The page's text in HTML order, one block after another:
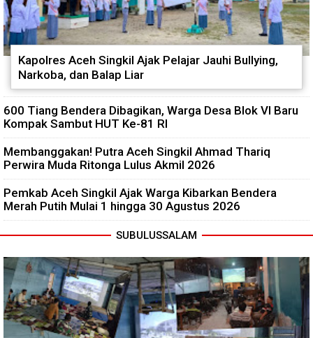
Kapolres Aceh Singkil Ajak Pelajar Jauhi Bullying,
Narkoba, dan Balap Liar
600 Tiang Bendera Dibagikan, Warga Desa Blok VI Baru
Kompak Sambut HUT Ke-81 RI
Membanggakan! Putra Aceh Singkil Ahmad Thariq
Perwira Muda Ritonga Lulus Akmil 2026
Pemkab Aceh Singkil Ajak Warga Kibarkan Bendera
Merah Putih Mulai 1 hingga 30 Agustus 2026
SUBULUSSALAM